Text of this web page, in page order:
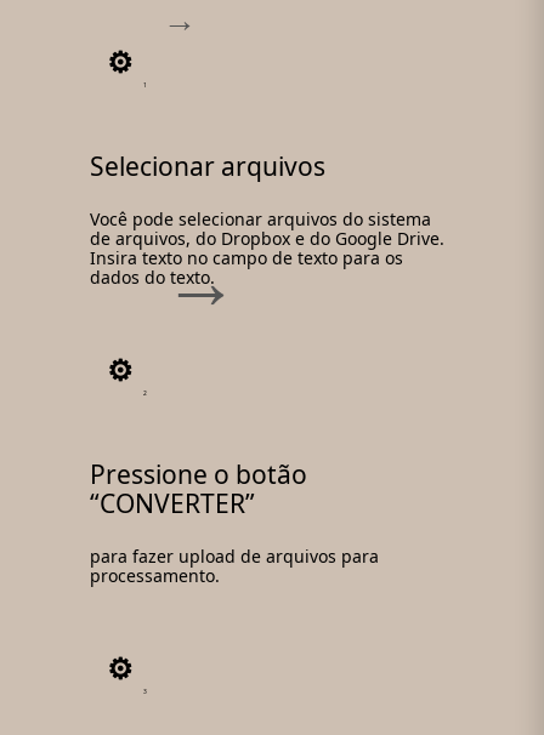
1
Selecionar arquivos
Você pode selecionar arquivos do sistema
de arquivos, do Dropbox e do Google Drive.
Insira texto no campo de texto para os
dados do texto.
2
Pressione o botão
“CONVERTER”
para fazer upload de arquivos para
processamento.
3